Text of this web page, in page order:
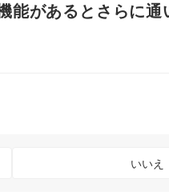
能があるとさらに通
いいえ